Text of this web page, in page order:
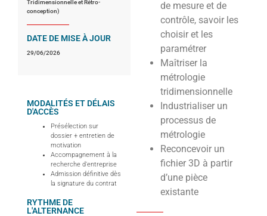
Tridimensionnelle et Rétro-
conception)
DATE DE MISE À JOUR
29/06/2026
MODALITÉS ET DÉLAIS
D'ACCÈS
Présélection sur
dossier + entretien de
motivation
Accompagnement à la
recherche d’entreprise
Admission définitive dès
la signature du contrat
RYTHME DE
L'ALTERNANCE
de mesure et de
contrôle, savoir les
choisir et les
paramétrer
Maîtriser la
métrologie
tridimensionnelle
Industrialiser un
processus de
métrologie
Reconcevoir un
fichier 3D à partir
d’une pièce
existante